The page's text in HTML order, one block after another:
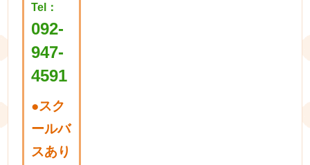
Tel：
092-
947-
4591
●スク
ールバ
スあり